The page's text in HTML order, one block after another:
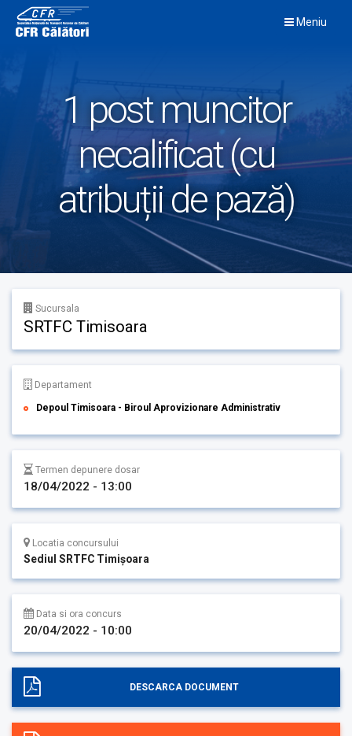
content
Meniu
1 post muncitor
necalificat (cu
atribuții de pază)
Sucursala
SRTFC Timisoara
Departament
Depoul Timisoara - Biroul Aprovizionare Administrativ
Termen depunere dosar
18/04/2022 - 13:00
Locatia concursului
Sediul SRTFC Timişoara
Data si ora concurs
20/04/2022 - 10:00
DESCARCA DOCUMENT